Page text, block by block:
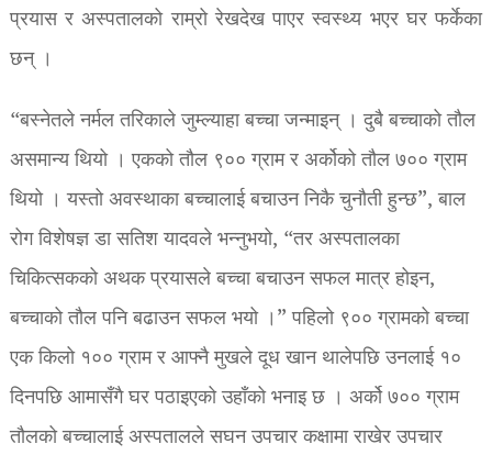
प्रयास र अस्पतालको राम्रो रेखदेख पाएर स्वस्थ्य भएर घर फर्केका
छन् ।
“बस्नेतले नर्मल तरिकाले जुम्ल्याहा बच्चा जन्माइन् । दुबै बच्चाको तौल
असमान्य थियो । एकको तौल ९०० ग्राम र अर्कोको तौल ७०० ग्राम
थियो । यस्तो अवस्थाका बच्चालाई बचाउन निकै चुनौती हुन्छ”, बाल
रोग विशेषज्ञ डा सतिश यादवले भन्नुभयो, “तर अस्पतालका
चिकित्सकको अथक प्रयासले बच्चा बचाउन सफल मात्र होइन,
बच्चाको तौल पनि बढाउन सफल भयो ।” पहिलो ९०० ग्रामको बच्चा
एक किलो १०० ग्राम र आफ्नै मुखले दूध खान थालेपछि उनलाई १०
दिनपछि आमासँगै घर पठाइएको उहाँको भनाइ छ । अर्को ७०० ग्राम
तौलको बच्चालाई अस्पतालले सघन उपचार कक्षामा राखेर उपचार